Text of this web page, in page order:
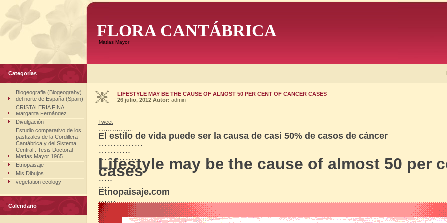
FLORA CANTÁBRICA
Matias Mayor
Categorías
Biogeografia (Biogeograhy)
del norte de España (Spain)
CRISTALERIA FINA
Margarita Fernández
Divulgación
Estudio comparativo de los
pastizales de la Cordillera
Cantábrica y del Sistema
Central . Tesis Doctoral
Matías Mayor 1965
Etnopaisaje
Mis Dibujos
vegetation ecology
Calendario
LIFESTYLE MAY BE THE CAUSE OF ALMOST 50 PER CENT OF CANCER CASES
26 julio, 2012 Autor: admin
Tweet
El estilo de vida puede ser la causa de casi 50% de casos de cáncer
……………
………..
…………..
Lifestyle may be the cause of almost 50 per
cases
…..
….
Etnopaisaje.com
……